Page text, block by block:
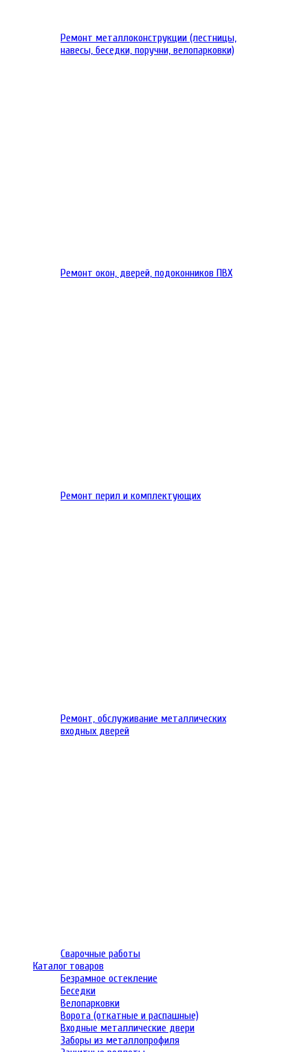
Ремонт металлоконструкции (лестницы,
навесы, беседки, поручни, велопарковки)
Ремонт окон, дверей, подоконников ПВХ
Ремонт перил и комплектующих
Ремонт, обслуживание металлических
входных дверей
Сварочные работы
Каталог товаров
Безрамное остекление
Беседки
Велопарковки
Ворота (откатные и распашные)
Входные металлические двери
Заборы из металлопрофиля